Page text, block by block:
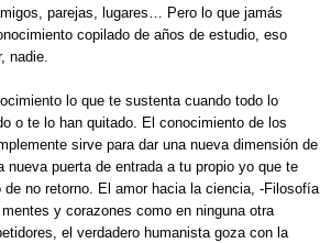
parejas, lugares… Pero lo que jamás
copilado de años de estudio, eso
nadie.
lo que te sustenta cuando todo lo
o te lo han quitado. El conocimiento de los
sirve para dar una nueva dimensión de
nueva puerta de entrada a tu propio yo que te
de no retorno. El amor hacia la ciencia, -Filosofía
y corazones como en ninguna otra
el verdadero humanista goza con la